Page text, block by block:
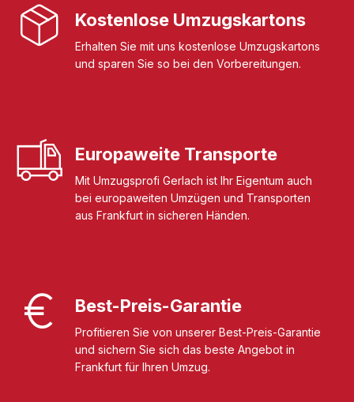
Kostenlose Umzugskartons
Erhalten Sie mit uns kostenlose Umzugskartons
und sparen Sie so bei den Vorbereitungen.
Europaweite Transporte
Mit Umzugsprofi Gerlach ist Ihr Eigentum auch
bei europaweiten Umzügen und Transporten
aus Frankfurt in sicheren Händen.
Best-Preis-Garantie
Profitieren Sie von unserer Best-Preis-Garantie
und sichern Sie sich das beste Angebot in
Frankfurt für Ihren Umzug.